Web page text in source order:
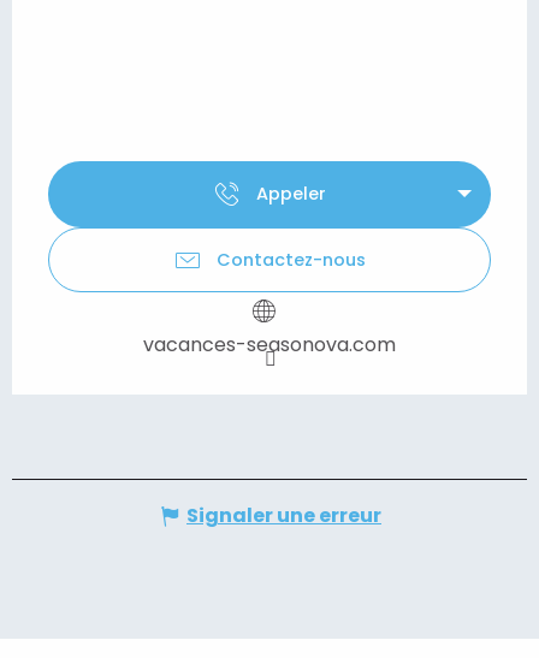
Appeler
Contactez-nous
vacances-seasonova.com
Signaler une erreur